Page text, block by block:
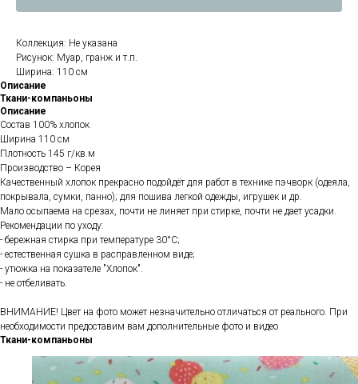
Коллекция: Не указана
Рисунок: Муар, гранж и т.п.
Ширина: 110 см
Описание
Ткани-компаньоны
Описание
Состав 100% хлопок
Ширина 110 см
Плотность 145 г/кв.м
Производство – Корея
Качественный хлопок прекрасно подойдёт для работ в технике пэчворк (одеяла,
покрывала, сумки, панно); для пошива легкой одежды, игрушек и др.
Мало осыпаема на срезах, почти не линяет при стирке, почти не дает усадки.
Рекомендации по уходу:
- бережная стирка при температуре 30°С;
- естественная сушка в расправленном виде;
- утюжка на показателе "Хлопок".
- не отбеливать.
ВНИМАНИЕ! Цвет на фото может незначительно отличаться от реального. При
необходимости предоставим вам дополнительные фото и видео
Ткани-компаньоны